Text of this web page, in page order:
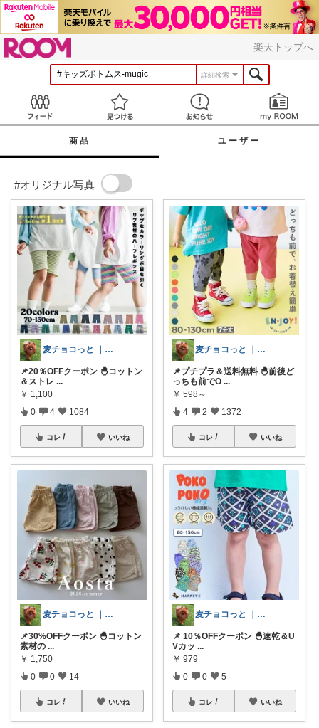
楽天トップへ
詳細検索
見つける お知らせ
商品 ユーザー
#オリジナル写真
麦チョコっと ｜ キッズ＆ベビー 夏
📌20％OFFクーポン 🐣コットン
＆ストレ ...
￥ 1,100
0 4 1084
コレ いいね
麦チョコっと ｜ キッズ＆ベビー 夏
📌30%OFFクーポン 🐣コットン
素材の ...
￥ 1,750
0 0 14
コレ いいね
麦チョコっと ｜ キッズ＆ベビー 夏
📌プチプラ＆送料無料 🐣前後ど
っちも前でO ...
￥ 598～
4 2 1372
コレ いいね
麦チョコっと ｜ キッズ＆ベビー 夏
📌 10％OFFクーポン 🐣速乾＆U
Vカッ ...
￥ 979
0 0 5
コレ いいね